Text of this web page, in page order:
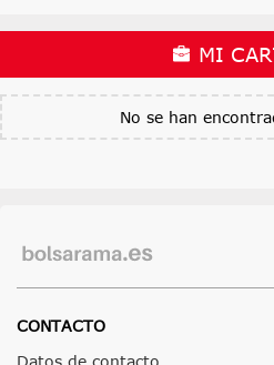
MI
No se han
CONTACTO
Datos de contacto